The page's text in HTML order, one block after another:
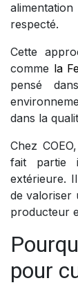
respecté.
Cette
comme la
pensé
dans la
Chez
fait partie
extérieure.
de valoriser
producteur
pour